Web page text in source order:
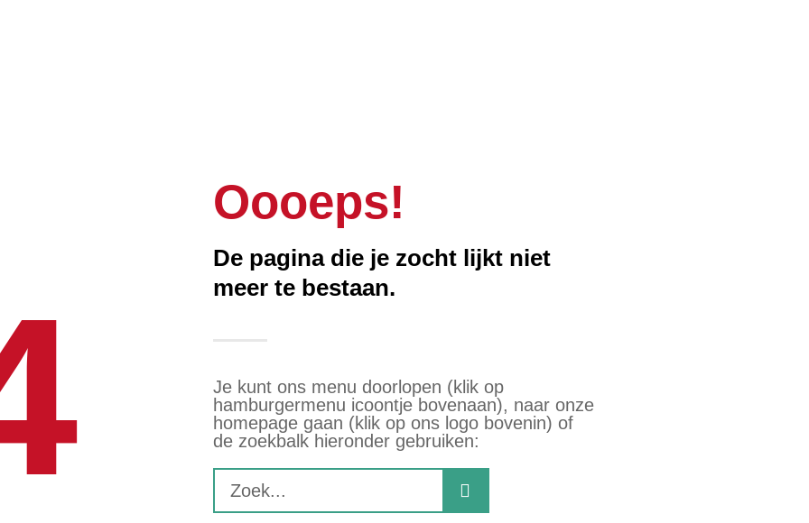
Oooeps!
De pagina die je zocht lijkt niet
meer te bestaan.
Je kunt ons menu doorlopen (klik op
hamburgermenu icoontje bovenaan), naar onze
homepage gaan (klik op ons logo bovenin) of
de zoekbalk hieronder gebruiken: